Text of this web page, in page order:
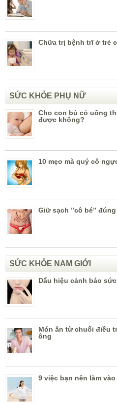
Chữa trị bệnh trĩ ở trẻ
SỨC KHỎE PHỤ NỮ
Cho con bú có uống
được không?
10 mẹo mà quý cô
Giữ sạch ”cô bé”
SỨC KHỎE NAM GIỚI
Dấu hiệu cảnh báo
Món ăn từ chuối điều
ông
9 việc bạn nên làm